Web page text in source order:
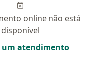
online não está
disponível
um atendimento